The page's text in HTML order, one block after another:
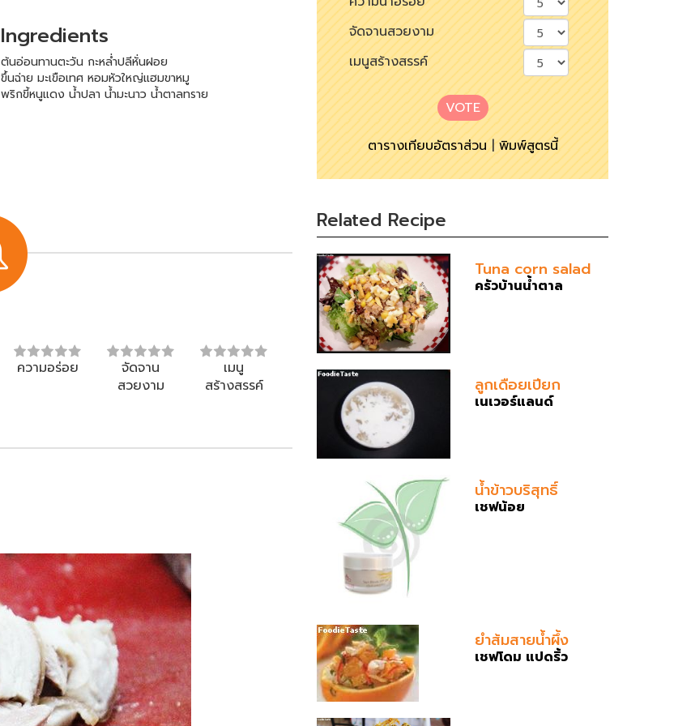
Ingredients
ต้นอ่อนทานตะวัน กะหล่ำปลีหั่นฝอย
ขึ้นฉ่าย มะเขือเทศ หอมหัวใหญ่แฮมขาหมู
พริกขี้หนูแดง น้ำปลา น้ำมะนาว น้ำตาลทราย
ความอร่อย
จัดจาน
สวยงาม
เมนู
สร้างสรรค์
จัดจานสวยงาม
เมนูสร้างสรรค์
VOTE
ตารางเทียบอัตราส่วน|พิมพ์สูตรนี้
Related Recipe
Tuna corn salad
ครัวบ้านน้ำตาล
ลูกเดือยเปียก
เนเวอร์แลนด์
น้ำข้าวบริสุทธิ์
เชฟน้อย
ยำส้มสายน้ำผึ้ง
เชฟโดม แปดริ้ว